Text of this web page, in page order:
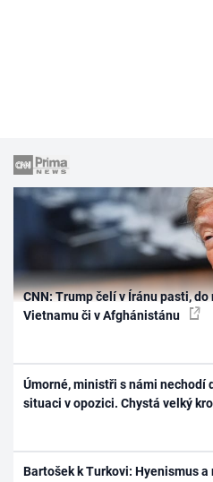
CNN: Trump čelí v Íránu pasti, do
Vietnamu či v Afghánistánu
Úmorné, ministři s námi nechodí
situaci v opozici. Chystá velký
Bartošek k Turkovi: Hyenismus